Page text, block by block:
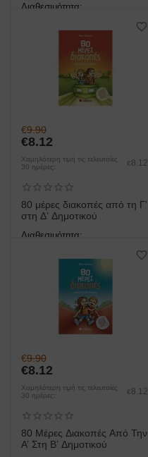
Διαθεσιμότητα:
€9.90
€8.12
Χαμηλότερη τιμή τις τελευταίες
30 ημέρες:
€ 8.12
80 μέρες διακοπές από τη Γ’
στη Δ’ Δημοτικού
Διαθεσιμότητα:
€9.90
€8.12
Χαμηλότερη τιμή τις τελευταίες
30 ημέρες:
€ 8.12
80 Μέρες Διακοπές Από Την
Α’ Στη Β’ Δημοτικού